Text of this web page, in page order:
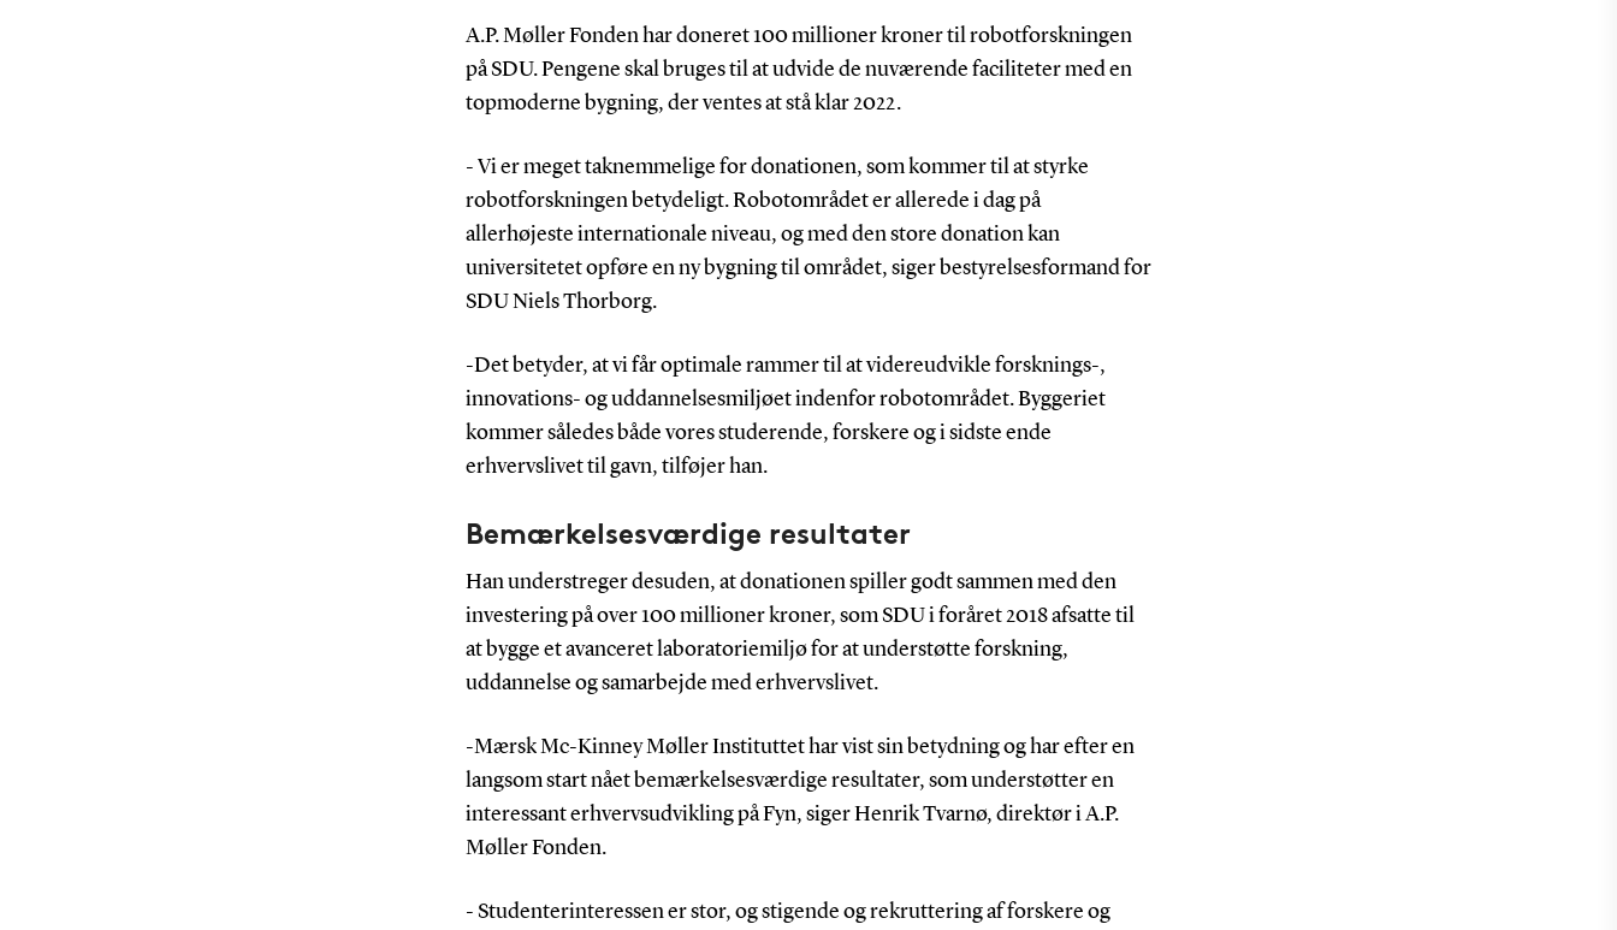
A.P. Møller Fonden har doneret 100 millioner kroner til robotforskningen
på SDU. Pengene skal bruges til at udvide de nuværende faciliteter med en
topmoderne bygning, der ventes at stå klar 2022.
- Vi er meget taknemmelige for donationen, som kommer til at styrke
robotforskningen betydeligt. Robotområdet er allerede i dag på
allerhøjeste internationale niveau, og med den store donation kan
universitetet opføre en ny bygning til området, siger bestyrelsesformand for
SDU Niels Thorborg.
-Det betyder, at vi får optimale rammer til at videreudvikle forsknings-,
innovations- og uddannelsesmiljøet indenfor robotområdet. Byggeriet
kommer således både vores studerende, forskere og i sidste ende
erhvervslivet til gavn, tilføjer han.
Bemærkelsesværdige resultater
Han understreger desuden, at donationen spiller godt sammen med den
investering på over 100 millioner kroner, som SDU i foråret 2018 afsatte til
at bygge et avanceret laboratoriemiljø for at understøtte forskning,
uddannelse og samarbejde med erhvervslivet.
-Mærsk Mc-Kinney Møller Instituttet har vist sin betydning og har efter en
langsom start nået bemærkelsesværdige resultater, som understøtter en
interessant erhvervsudvikling på Fyn, siger Henrik Tvarnø, direktør i A.P.
Møller Fonden.
- Studenterinteressen er stor, og stigende og rekruttering af forskere og